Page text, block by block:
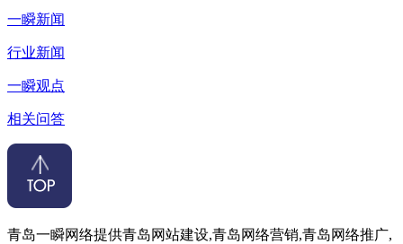
一瞬新闻
行业新闻
一瞬观点
相关问答
青岛一瞬网络提供青岛网站建设,青岛网络营销,青岛网络推广,